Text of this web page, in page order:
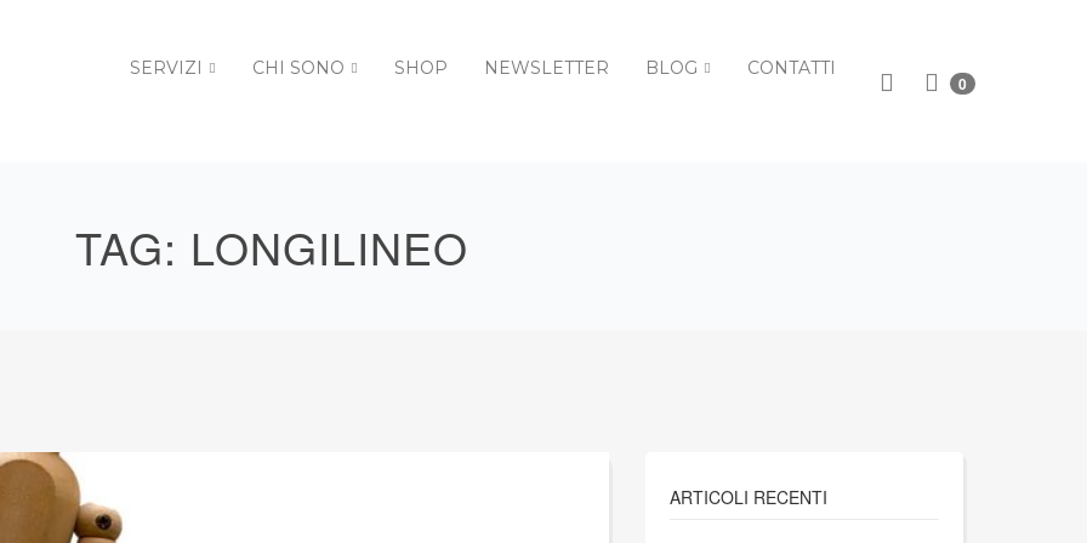
SERVIZI CHI SONO SHOP NEWSLETTER BLOG CONTATTI
0
TAG: LONGILINEO
ARTICOLI RECENTI